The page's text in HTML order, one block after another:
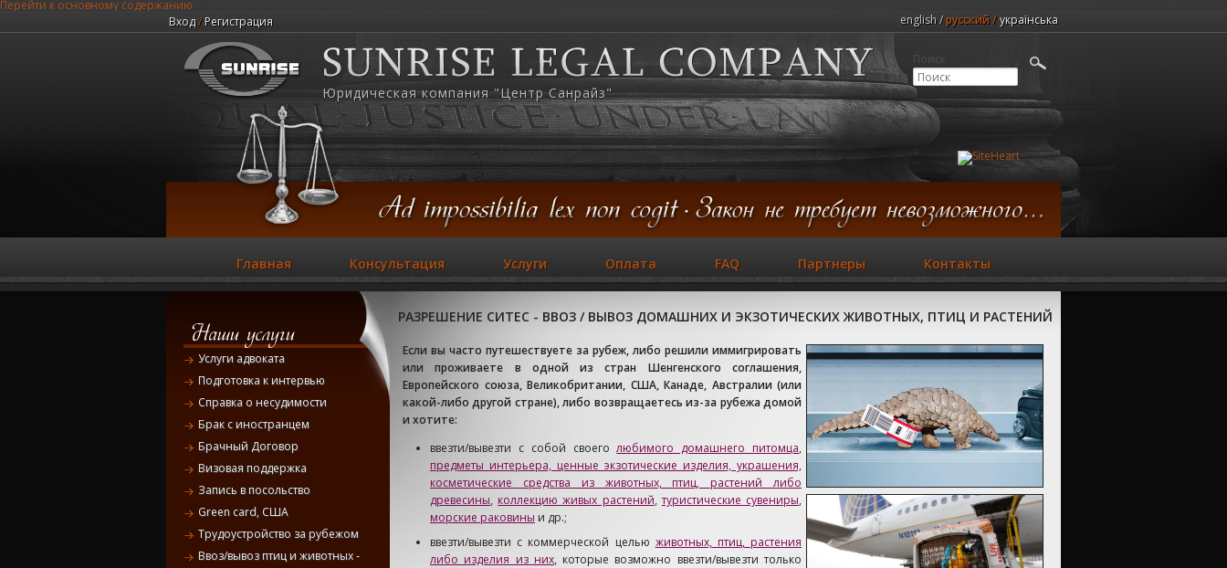
Перейти к основному содержанию
Вход/ Регистрация english русский українська
Юридическая компания "Центр Санрайз"
Поиск
Главная Консультация Услуги Оплата FAQ Партнеры Контакты
Услуги адвоката
Подготовка к интервью
Справка о несудимости
Брак с иностранцем
Брачный Договор
Визовая поддержка
Запись в посольство
Green card, США
Трудоустройство за рубежом
Ввоз/вывоз птиц и животных -
РАЗРЕШЕНИЕ СИТЕС - ВВОЗ / ВЫВОЗ ДОМАШНИХ И ЭКЗОТИЧЕСКИХ ЖИВОТНЫХ, ПТИЦ И РАСТЕНИЙ
Если вы часто путешествуете за рубеж, либо решили иммигрировать
или проживаете в одной из стран Шенгенского соглашения,
Европейского союза, Великобритании, США, Канаде, Австралии (или
какой-либо другой стране), либо возвращаетесь из-за рубежа домой
и хотите:
ввезти/вывезти с собой своеголюбимого домашнего питомца,
предметы интерьера, ценные экзотические изделия, украшения,
косметические средства из животных, птиц, растений либо
древесины, коллекцию живых растений,туристические сувениры,
морские раковины и др.;
ввезти/вывезти с коммерческой целью животных, птиц, растения
либо изделия из них, которые возможно ввезти/вывезти только